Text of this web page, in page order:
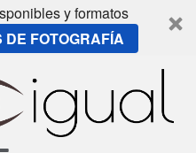
y formatos
FOTOGRAFÍA